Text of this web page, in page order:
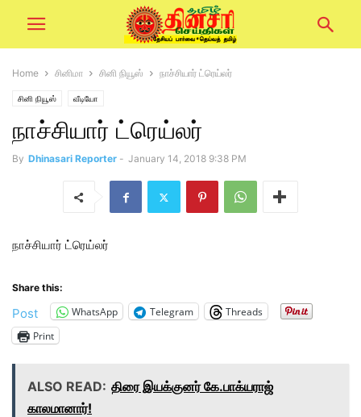
Home சினிமா சினி நியூஸ் நாச்சியார் ட்ரெய்லர்
சினி நியூஸ் வீடியோ
நாச்சியார் ட்ரெய்லர்
By Dhinasari Reporter - January 14, 2018 9:38 PM
நாச்சியார் ட்ரெய்லர்
Share this:
Post WhatsApp Telegram
Threads
Print
ALSO READ: திரை இயக்குனர் கே.பாக்யராஜ்
காலமானார்!